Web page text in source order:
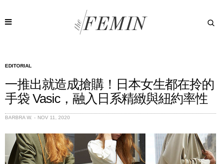
EDITORIAL
一推出就造成搶購！日本女生都在拎的
手袋 Vasic，融入日系精緻與紐約率性
BARBRA W. NOV 11, 2020